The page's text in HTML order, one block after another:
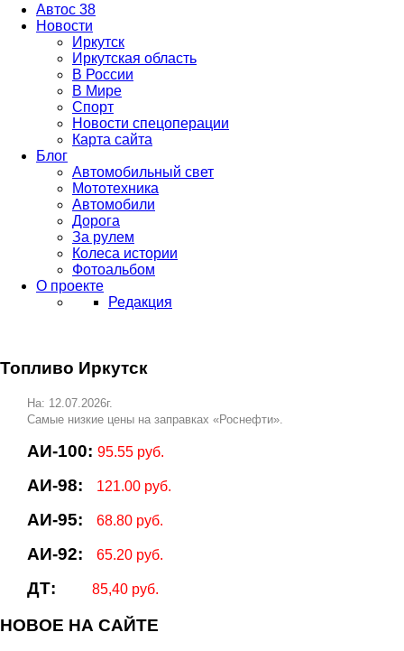
Автос 38
Новости
Иркутск
Иркутская область
В России
В Мире
Спорт
Новости спецоперации
Карта сайта
Блог
Автомобильный свет
Мототехника
Автомобили
Дорога
За рулем
Колеса истории
Фотоальбом
О проекте
Редакция
Топливо Иркутск
На: 12.07.2026г.
Самые низкие цены на заправках «Роснефти».
АИ-100: 95.55 руб.
АИ-98: 121.00 руб.
АИ-95: 68.80 руб.
АИ-92: 65.20 руб.
ДТ: 85,40 руб.
НОВОЕ НА САЙТЕ